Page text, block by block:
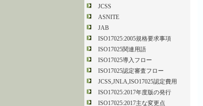
JCSS
ASNITE
JAB
ISO17025:2005規格要求事項
ISO17025関連用語
ISO17025導入フロー
ISO17025認定審査フロー
JCSS,JNLA,ISO17025認定費用
ISO17025:2017年度版の発行
ISO17025:2017主な変更点